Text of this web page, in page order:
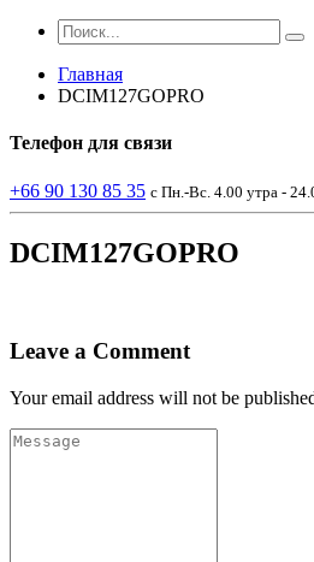
Главная
DCIM127GOPRO
Телефон для связи
+66 90 130 85 35 с Пн.-Вс. 4.00 утра -
DCIM127GOPRO
Leave a Comment
Your email address will not be